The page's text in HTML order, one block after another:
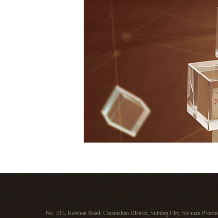
No. 213, Kaishan Road, Chuanshan District, Suining City, Sichuan